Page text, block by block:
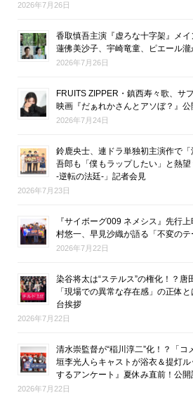
2026年7月26日
香取慎吾主演『虚ろな十字架』メイ
蓮佛美沙子、宇崎竜童、ピエール
2026年7月26日
FRUITS ZIPPER・鎮西寿々歌、サ
映画『だぁれかさんとアソぼ？』公
2026年7月24日
鈴鹿央士、連ドラ単独初主演作で
吾郎も「僕もラップしたい」と熱
-逆転の法廷-」記者会見
2026年7月23日
『サイボーグ009 ネメシス』先行
村悠一、早見沙織が語る「不変のテ
2026年7月22日
染谷将太は“ステルス”の権化！？
「現場での異常な存在感」の正体
台挨拶
2026年7月22日
清水崇監督が“稲川淳二”化！？「
垣李光人らキャストが浴衣＆提灯
するアンケート』夏休み直前！公
2026年7月22日